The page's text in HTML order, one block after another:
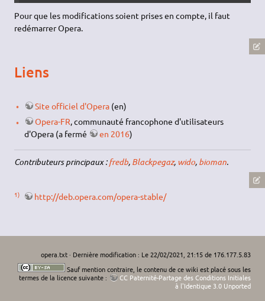
Pour que les modifications soient prises en compte, il faut
redémarrer Opera.
Liens
Site officiel d'Opera(en)
Opera-FR, communauté francophone d'utilisateurs
d'Opera (a fermé
en 2016)
Contributeurs principaux :fredb, Blackpegaz, wido, bioman.
1) http://deb.opera.com/opera-stable/
opera.txt· Dernière modification : Le 22/02/2021, 21:15 de 176.177.5.83
Sauf mention contraire, le contenu de ce wiki est placé sous les
termes de la licence suivante :
CC Paternité-Partage des Conditions Initiales
à l'Identique 3.0 Unported